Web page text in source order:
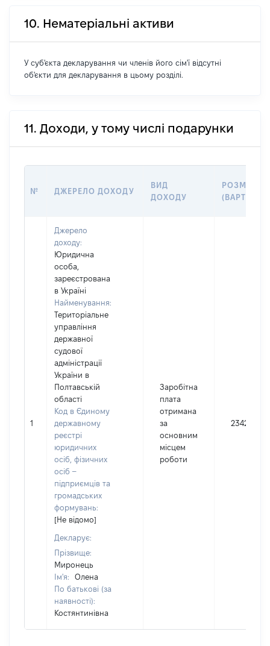
10. Нематеріальні активи
У суб'єкта декларування чи членів його сім'ї відсутні
об'єкти для декларування в цьому розділі.
11. Доходи, у тому числі подарунки
№ ДЖЕРЕЛО ДОХОДУ
ВИД
ДОХОДУ
РОЗМІР
(ВАРТІСТЬ)
1
Джерело
доходу:
Юридична
особа,
зареєстрована
в Україні
Найменування:
Територіальне
управління
державної
судової
адміністрації
України в
Полтавській
області
Код в Єдиному
державному
реєстрі
юридичних
осіб, фізичних
осіб –
підприємців та
громадських
формувань:
[Не відомо]
Декларує:
Прізвище:
Миронець
Ім'я:
Олена
По батькові (за
наявності):
Костянтинівна
Заробітна
плата
отримана
за
основним
місцем
роботи
234220